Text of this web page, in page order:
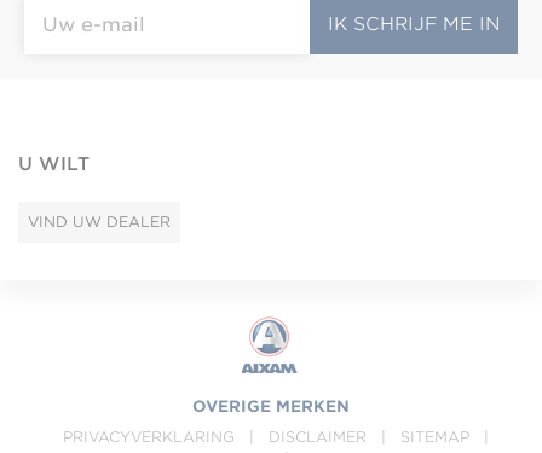
U WILT
VIND UW DEALER
OVERIGE MERKEN
PRIVACYVERKLARING
DISCLAIMER SITEMAP